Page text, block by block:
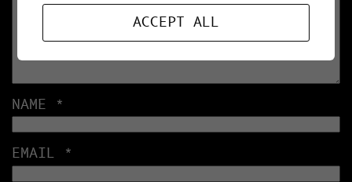
NAME *
EMAIL *
ACCEPT ALL